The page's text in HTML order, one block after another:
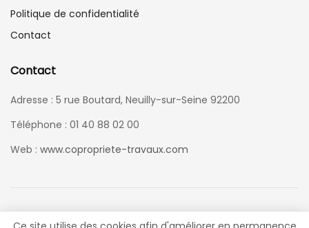
Politique de confidentialité
Contact
Contact
Adresse : 5 rue Boutard, Neuilly-sur-Seine 92200
Téléphone : 01 40 88 02 00
Web : www.copropriete-travaux.com